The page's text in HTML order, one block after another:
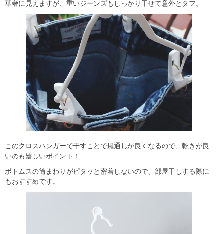
華奢に見えますが、重いジーンズもしっかり干せて意外とタフ。
このクロスハンガーで干すことで風通しが良くなるので、乾きが良
いのも嬉しいポイント！
ボトムスの筒まわりがピタッと密着しないので、部屋干しする際に
もおすすめです。